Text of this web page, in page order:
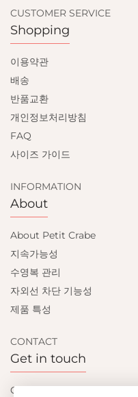
CUSTOMER SERVICE
Shopping
이용약관
배송
반품교환
개인정보처리방침
FAQ
사이즈 가이드
INFORMATION
About
About Petit Crabe
지속가능성
수영복 관리
자외선 차단 기능성
제품 특성
CONTACT
Get in touch
Contact us